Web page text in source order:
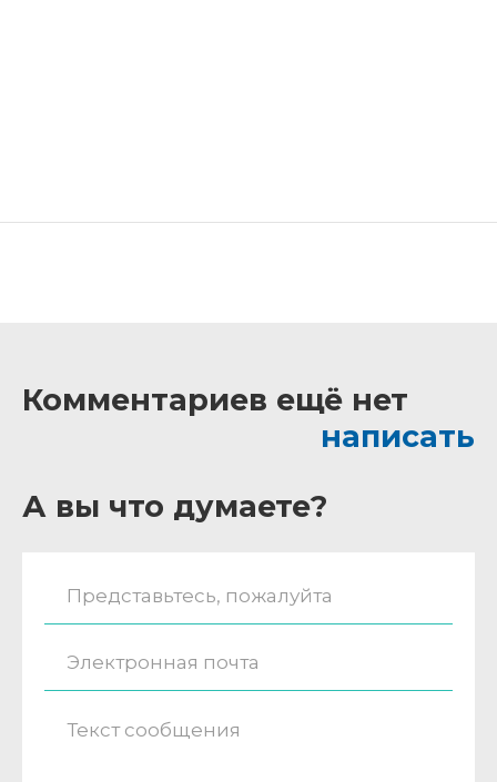
Комментариев ещё нет
написать
А вы что думаете?